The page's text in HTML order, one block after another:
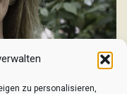
zu personalisieren,